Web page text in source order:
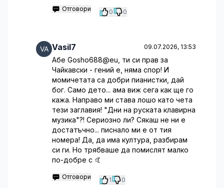
Отговори 0 0
Vasil7 09.07.2026, 13:53
Абе Gosho688@eu, ти си прав за
Чайкавски - гений е, няма спор! И
момичетата са добри пианистки, дай
бог. Само дето... ама виж сега как ще го
кажа. Направо ми става лошо като чета
тези заглавия! "Дни на руската клавирна
музика"?! Сериозно ли? Сякаш не ни е
достатъчно... писнало ми е от тия
номера! Да, да има култура, разбирам
си ги. Но трябваше да помислят малко
по-добре с 🤙
Отговори 1 0